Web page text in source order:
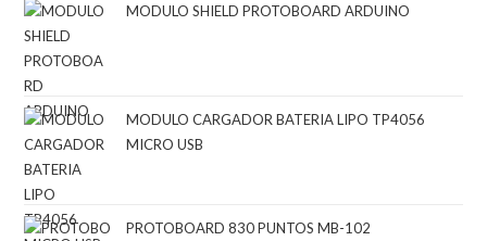
MODULO SHIELD PROTOBOARD ARDUINO
MODULO CARGADOR BATERIA LIPO TP4056
MICRO USB
PROTOBOARD 830 PUNTOS MB-102